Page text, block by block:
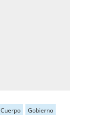
Cuerpo
Gobierno